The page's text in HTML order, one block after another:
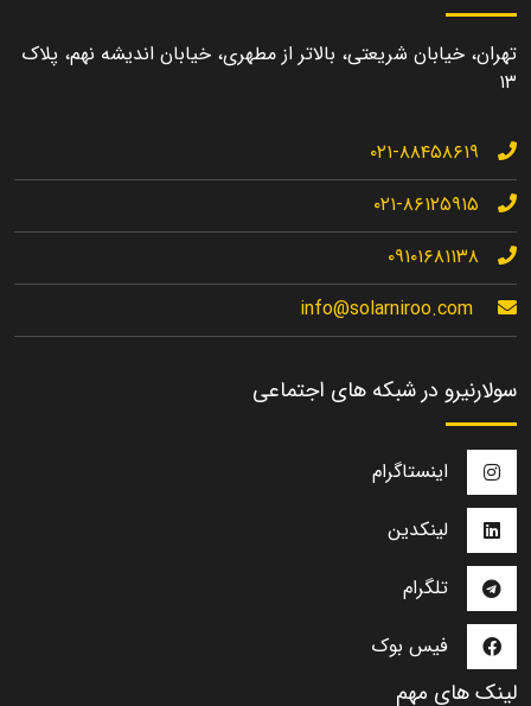
تهران، خیابان شریعتی، بالاتر از مطهری، خیابان اندیشه نهم، پلاک
۱۳
۰۲۱-۸۸۴۵۸۶۱۹
۰۲۱-۸۶۱۲۵۹۱۵
۰۹۱۰۱۶۸۱۱۳۸
info@solarniroo.com
سولارنیرو در شبکه های اجتماعی
اینستاگرام
لینکدین
تلگرام
فیس بوک
لینک های مهم